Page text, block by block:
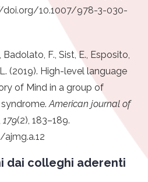
10.1007/978-3-030-
Badolato, F., Sist, E., Esposito,
(2019). High-level language
of Mind in a group of
syndrome.American journal of
179(2), 183–189.
dai colleghi aderenti